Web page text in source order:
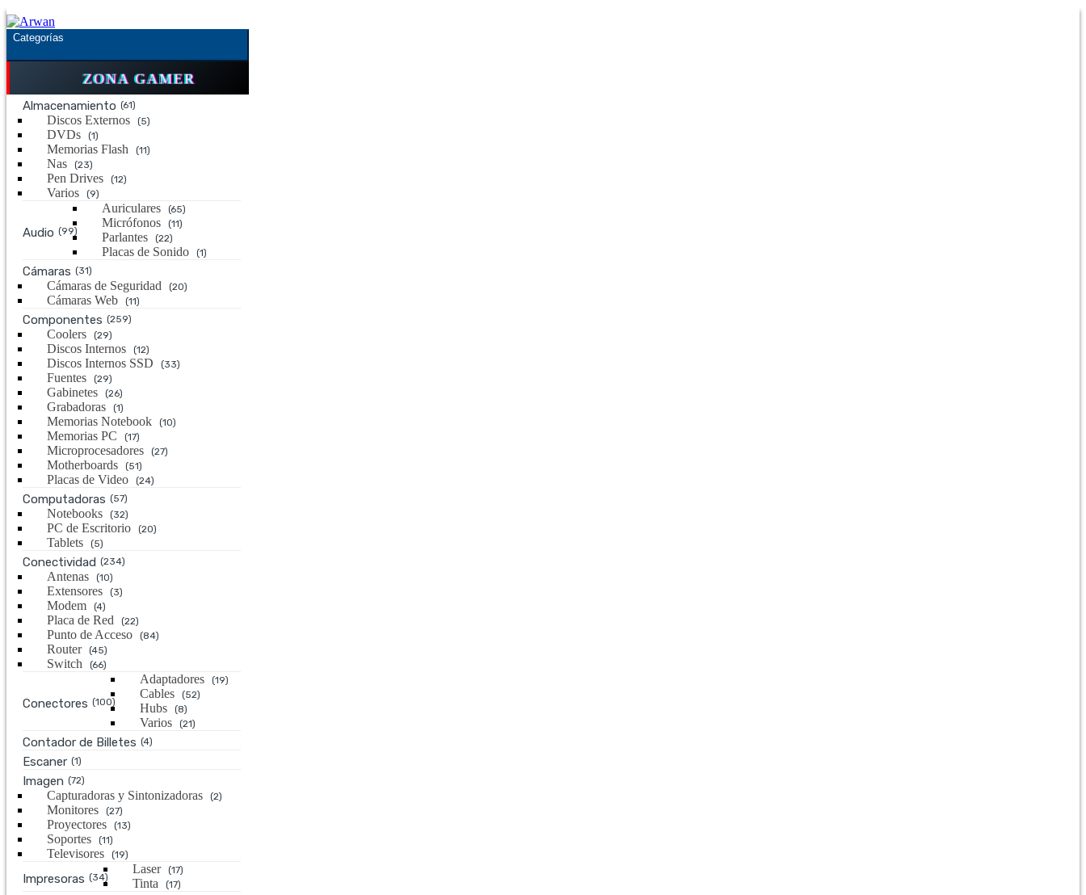
Saltar
a
la
Saltar
al
contenido
Categorías
ZONA GAMER
Almacenamiento (61)
Discos Externos (5)
DVDs (1)
Memorias Flash (11)
Nas (23)
Pen Drives (12)
Varios (9)
Audio (99)
Auriculares (65)
Micrófonos (11)
Parlantes (22)
Placas de Sonido (1)
Cámaras (31)
Cámaras de Seguridad (20)
Cámaras Web (11)
Componentes (259)
Coolers (29)
Discos Internos (12)
Discos Internos SSD (33)
Fuentes (29)
Gabinetes (26)
Grabadoras (1)
Memorias Notebook (10)
Memorias PC (17)
Microprocesadores (27)
Motherboards (51)
Placas de Video (24)
Computadoras (57)
Notebooks (32)
PC de Escritorio (20)
Tablets (5)
Conectividad (234)
Antenas (10)
Extensores (3)
Modem (4)
Placa de Red (22)
Punto de Acceso (84)
Router (45)
Switch (66)
Conectores (100)
Adaptadores (19)
Cables (52)
Hubs (8)
Varios (21)
Contador de Billetes (4)
Escaner (1)
Imagen (72)
Capturadoras y Sintonizadoras (2)
Monitores (27)
Proyectores (13)
Soportes (11)
Televisores (19)
Impresoras (34)
Laser (17)
Tinta (17)